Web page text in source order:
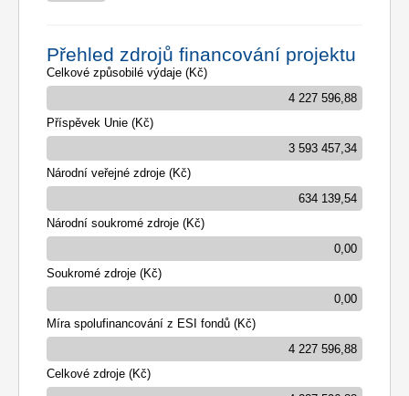
Přehled zdrojů financování projektu
Celkové způsobilé výdaje (Kč)
Příspěvek Unie (Kč)
Národní veřejné zdroje (Kč)
Národní soukromé zdroje (Kč)
Soukromé zdroje (Kč)
Míra spolufinancování z ESI fondů (Kč)
Celkové zdroje (Kč)